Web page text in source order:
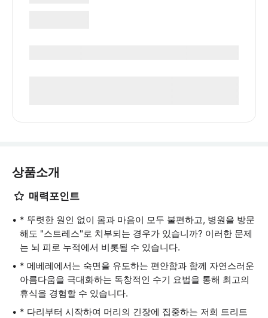
상품소개
매력포인트
* 뚜렷한 원인 없이 몸과 마음이 모두 불편하고, 병원을 방문
해도 "스트레스"로 치부되는 경우가 있습니까? 이러한 문제
는 뇌 피로 누적에서 비롯될 수 있습니다.
* 메베레에서는 숙면을 유도하는 편안함과 함께 자연스러운
아름다움을 극대화하는 독창적인 수기 요법을 통해 최고의
휴식을 경험할 수 있습니다.
* 다리부터 시작하여 머리의 긴장에 집중하는 저희 트리트